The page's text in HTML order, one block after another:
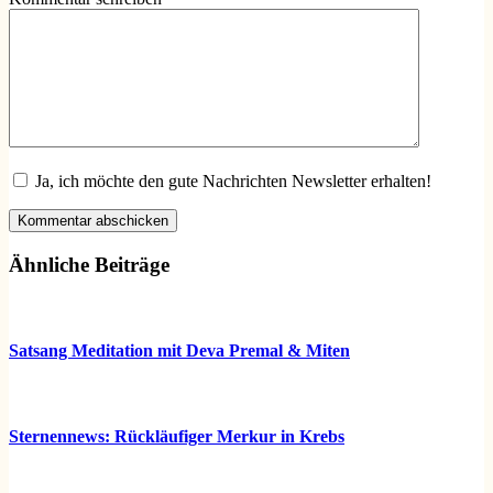
Ja, ich möchte den gute Nachrichten Newsletter erhalten!
Kommentar abschicken
Ähnliche Beiträge
Satsang Meditation mit Deva Premal & Miten
Sternennews: Rückläufiger Merkur in Krebs